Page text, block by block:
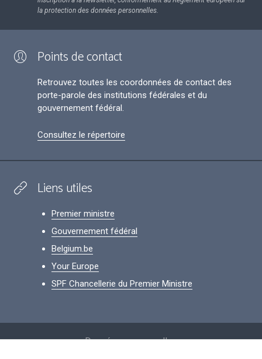
la protection des données personnelles.
Points de contact
Retrouvez toutes les coordonnées de contact des
porte-parole des institutions fédérales et du
gouvernement fédéral.
Consultez le répertoire
Liens utiles
Premier ministre
Gouvernement fédéral
Belgium.be
Your Europe
SPF Chancellerie du Premier Ministre
Données personnelles